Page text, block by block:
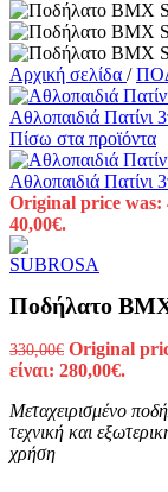
Αρχική σελίδα /
Αθλοπαιδιά Πατίνι
Πίσω στα προϊόντα
Αθλοπαιδιά Πατίνι
Original price was:
40,00€.
Ποδήλατο
330,00€ Original
είναι: 280,00€.
Μεταχειρισμένο
τεχνική και
χρήση